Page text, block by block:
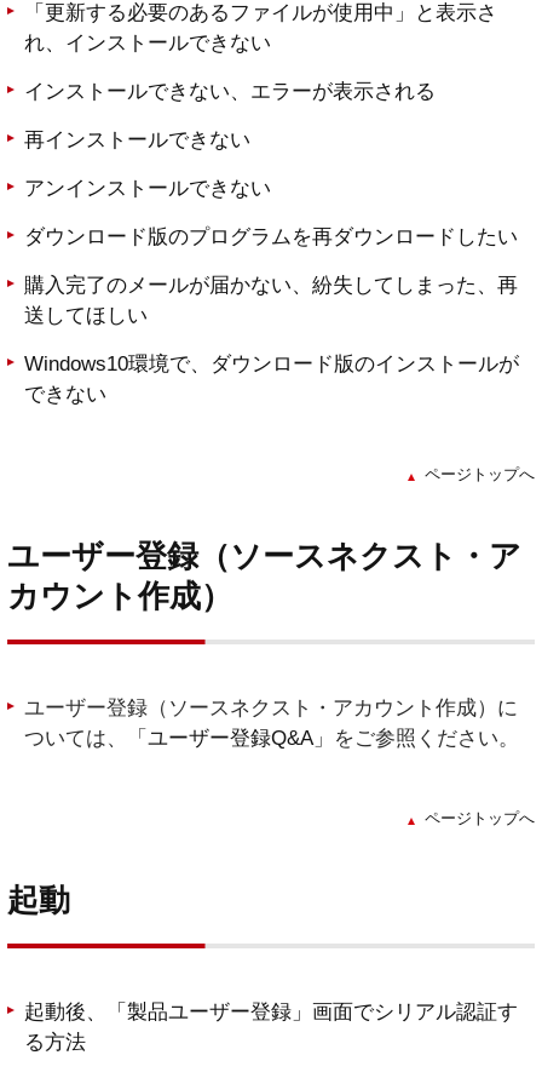
「更新する必要のあるファイルが使用中」と表示さ
れ、インストールできない
インストールできない、エラーが表示される
再インストールできない
アンインストールできない
ダウンロード版のプログラムを再ダウンロードしたい
購入完了のメールが届かない、紛失してしまった、再
送してほしい
Windows10環境で、ダウンロード版のインストールが
できない
ページトップへ
ユーザー登録（ソースネクスト・ア
カウント作成）
ユーザー登録（ソースネクスト・アカウント作成）に
ついては、「 ユーザー登録Q&A」をご参照ください。
ページトップへ
起動
起動後、「製品ユーザー登録」画面でシリアル認証す
る方法